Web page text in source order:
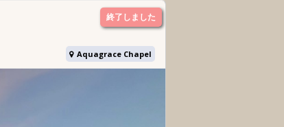
終了しました
Aquagrace Chapel